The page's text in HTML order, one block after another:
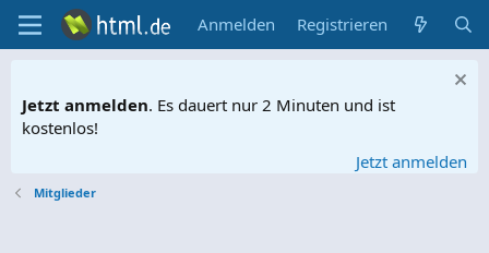
Anmelden Registrieren
Jetzt anmelden. Es dauert nur 2 Minuten und ist
kostenlos!
Jetzt anmelden
Mitglieder